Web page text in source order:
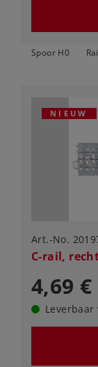
Spoor H0
NIEUW
Art.-No.
C-rail,
4,69 €